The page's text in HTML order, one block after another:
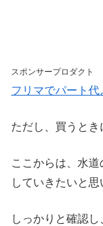
スポンサープロダクト
フリマでパート
ただし、買うとき
ここからは、水
していきたいと思
しっかりと確認